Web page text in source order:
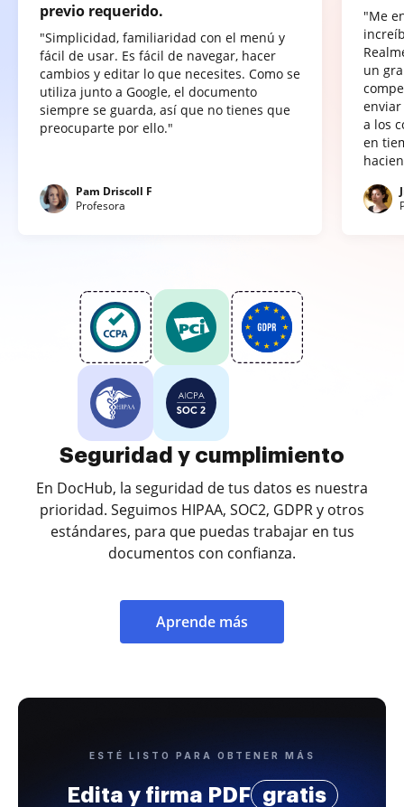
previo requerido.
"Simplicidad, familiaridad con el menú y
fácil de usar. Es fácil de navegar, hacer
cambios y editar lo que necesites. Como se
utiliza junto a Google, el documento
siempre se guarda, así que no tienes que
preocuparte por ello."
Pam Driscoll F
Profesora
"Me
un
a los
en
Seguridad y cumplimiento
En DocHub, la seguridad de tus datos es nuestra
prioridad. Seguimos HIPAA, SOC2, GDPR y otros
estándares, para que puedas trabajar en tus
documentos con confianza.
Aprende más
ESTÉ LISTO PARA OBTENER MÁS
Edita y firma PDF gratis